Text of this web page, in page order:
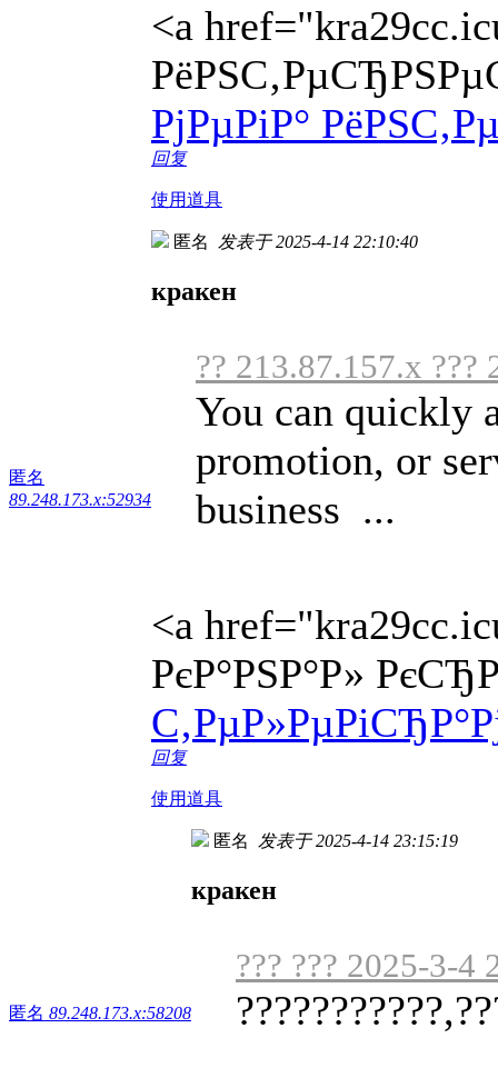
<a
РјРµРіР°
回复
使用道具
匿名
89.248.173.x:52934
匿名 发表于 2025-4-14 22:10:40
кракен
?? 213.87.157.x ???
You can quickly
promotion, or
business ...
<a
РєР°РЅР°Р»
回复
使用道具
匿名 89.248.173.x:58208
匿名 发表于 2025-4-14 23:15:19
кракен
??? ??? 2025-3-4